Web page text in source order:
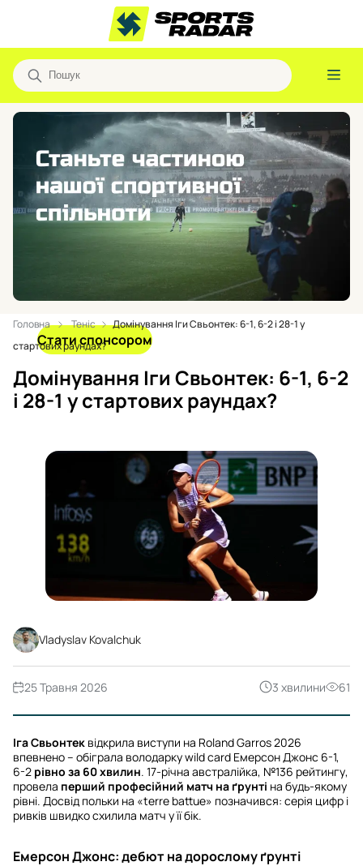
Стати спонсором
Головна Теніс
Домінування Іги Свьонтек: 6-1, 6-2 і 28-1 у
стартових раундах?
Домінування Іги Свьонтек: 6-1, 6-2
і 28-1 у стартових раундах?
Vladyslav Kovalchuk
3 хвилини 61
25 Травня 2026
Іга Свьонтек відкрила виступи на Roland Garros 2026
впевнено – обіграла володарку wild card Емерсон Джонс 6-1,
6-2 рівно за 60 хвилин. 17-річна австралійка, №136 рейтингу,
провела перший професійний матч на ґрунті на будь-якому
рівні. Досвід польки на «terre battue» позначився: серія цифр і
ривків швидко схилила матч у її бік.
Емерсон Джонс: дебют на дорослому ґрунті